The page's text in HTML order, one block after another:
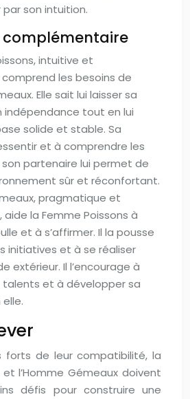
par son intuition.
complémentaire
intuitive et
les besoins de
Elle sait lui laisser sa
indépendance tout en lui
solide et stable. Sa
et à comprendre les
partenaire lui permet de
sûr et réconfortant.
pragmatique et
la Femme Poissons à
et à s’affirmer. Il la pousse
initiatives et à se réaliser
extérieur. Il l’encourage à
et à développer sa
forts de leur compatibilité, la
l’Homme Gémeaux doivent
défis pour construire une